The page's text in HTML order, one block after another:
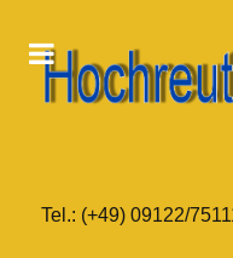
Tel.: (+49) 09122/